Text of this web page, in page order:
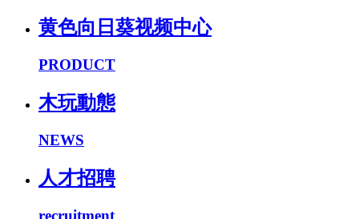
黄色向日葵视频中心
PRODUCT
木玩動態
NEWS
人才招聘
recruitment